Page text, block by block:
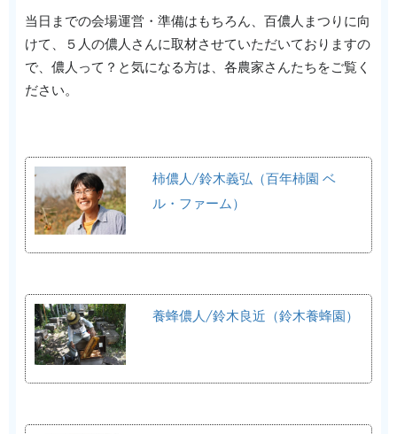
当日までの会場運営・準備はもちろん、百儂人まつりに向
けて、５人の儂人さんに取材させていただいておりますの
で、儂人って？と気になる方は、各農家さんたちをご覧く
ださい。
柿儂人/鈴木義弘（百年柿園 ベ
ル・ファーム）
養蜂儂人/鈴木良近（鈴木養蜂園）